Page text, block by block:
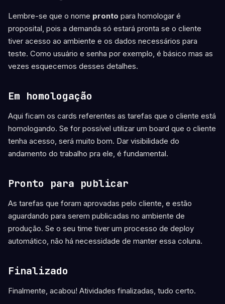
Lembre-se que o nome pronto para homologar é
proposital, pois a demanda só estará pronta se o cliente
tiver acesso ao ambiente e os dados necessários para
teste. Como usuário e senha por exemplo, é básico mas as
vezes esquecemos desses detalhes.
Em homologação
Aqui ficam os cards referentes as tarefas que o cliente está
homologando. Se for possível utilizar um board que o cliente
tenha acesso, será muito bom. Dar visibilidade do
andamento do trabalho pra ele, é fundamental.
Pronto para publicar
As tarefas que foram aprovadas pelo cliente, e estão
aguardando para serem publicadas no ambiente de
produção. Se o seu time tiver um processo de deploy
automático, não há necessidade de manter essa coluna.
Finalizado
Finalmente, acabou! Atividades finalizadas, tudo certo.